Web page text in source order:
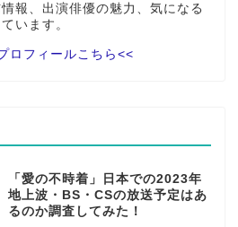
報、出演俳優の魅力、気になる
います。
ロフィールこちら<<
「愛の不時着」日本での2023年
地上波・BS・CSの放送予定はあ
るのか調査してみた！